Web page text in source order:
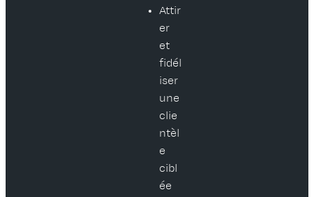
Attir
er
et
fidél
iser
une
clie
ntèl
e
cibl
ée